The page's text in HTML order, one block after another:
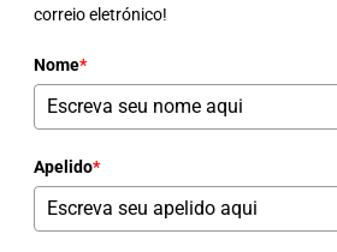
correio eletrónico!
Nome*
Apelido*